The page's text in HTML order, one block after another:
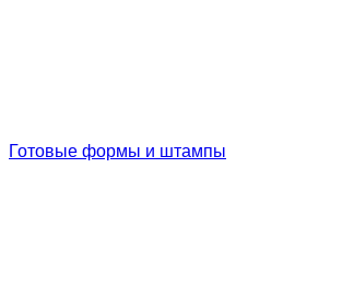
Готовые формы и штампы